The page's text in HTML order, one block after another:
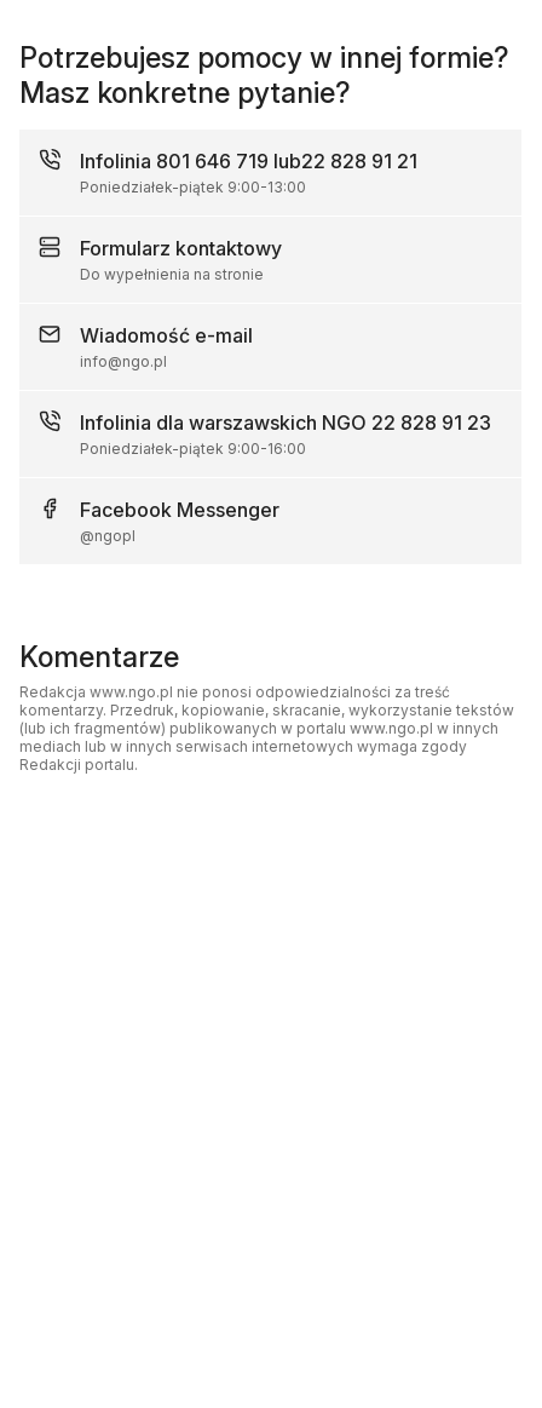
Potrzebujesz pomocy w innej formie?
Masz konkretne pytanie?
Infolinia 801 646 719 lub22 828 91 21
Poniedziałek-piątek 9:00-13:00
Formularz kontaktowy
Do wypełnienia na stronie
Wiadomość e-mail
info@ngo.pl
Infolinia dla warszawskich NGO 22 828 91 23
Poniedziałek-piątek 9:00-16:00
Facebook Messenger
@ngopl
Komentarze
Redakcja www.ngo.pl nie ponosi odpowiedzialności za treść
komentarzy. Przedruk, kopiowanie, skracanie, wykorzystanie tekstów
(lub ich fragmentów) publikowanych w portalu www.ngo.pl w innych
mediach lub w innych serwisach internetowych wymaga zgody
Redakcji portalu.